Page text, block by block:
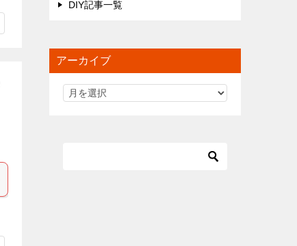
DIY記事一覧
アーカイブ